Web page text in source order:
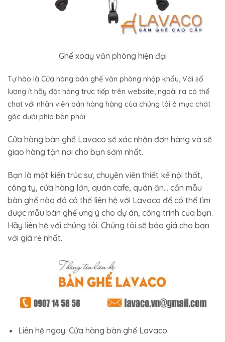
Ghế xoay văn phòng hiện đại
Tự hào là Cửa hàng bán ghế văn phòng nhập khẩu, Với số
lượng ít hãy đặt hàng trực tiếp trên website, ngoài ra có thể
chat với nhân viên bán hàng hàng của chúng tôi ở mục chát
góc dưới phía bên phải.
Cửa hàng bàn ghế Lavaco sẽ xác nhận đơn hàng và sẽ
giao hàng tận nơi cho bạn sớm nhất.
Bạn là một kiến trúc sư, chuyên viên thiết kế nội thất,
công ty, cửa hàng lớn, quán cafe, quán ăn… cần mẫu
bàn ghế nào đó có thể liên hệ với Lavaco để có thể tìm
được mẫu bàn ghế ưng ý cho dự án, công trình của bạn.
Hãy liên hệ với chúng tôi. Chúng tôi sẽ báo giá cho bạn
với giá rẻ nhất.
Liên hệ ngay: Cửa hàng bàn ghế Lavaco